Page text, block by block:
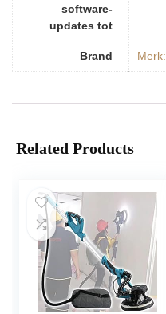
software-
updates tot
Brand
Related Products